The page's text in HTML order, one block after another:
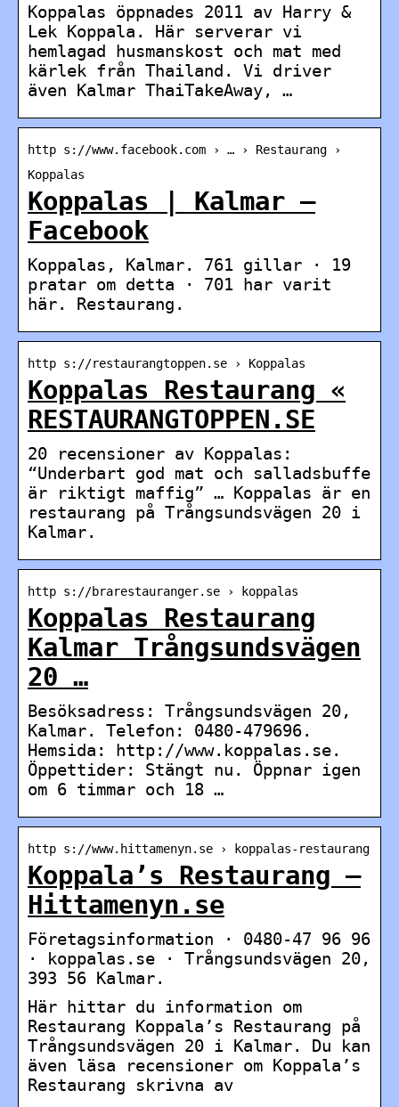
Koppalas öppnades 2011 av Harry &
Lek Koppala. Här serverar vi
hemlagad husmanskost och mat med
kärlek från Thailand. Vi driver
även Kalmar ThaiTakeAway, …
http s://www.facebook.com › … › Restaurang ›
Koppalas
Koppalas | Kalmar –
Facebook
Koppalas, Kalmar. 761 gillar · 19
pratar om detta · 701 har varit
här. Restaurang.
http s://restaurangtoppen.se › Koppalas
Koppalas Restaurang «
RESTAURANGTOPPEN.SE
20 recensioner av Koppalas:
“Underbart god mat och salladsbuffe
är riktigt maffig” … Koppalas är en
restaurang på Trångsundsvägen 20 i
Kalmar.
http s://brarestauranger.se › koppalas
Koppalas Restaurang
Kalmar Trångsundsvägen
20 …
Besöksadress: Trångsundsvägen 20,
Kalmar. Telefon: 0480-479696.
Hemsida: http://www.koppalas.se.
Öppettider: Stängt nu. Öppnar igen
om 6 timmar och 18 …
http s://www.hittamenyn.se › koppalas-restaurang
Koppala’s Restaurang –
Hittamenyn.se
Företagsinformation · 0480-47 96 96
· koppalas.se · Trångsundsvägen 20,
393 56 Kalmar.
Här hittar du information om
Restaurang Koppala’s Restaurang på
Trångsundsvägen 20 i Kalmar. Du kan
även läsa recensioner om Koppala’s
Restaurang skrivna av